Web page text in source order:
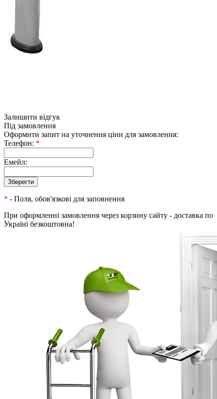
Залишити відгук
Під замовлення
Оформити запит на уточнення ціни для замовлення:
Телефон: *
Емейл:
* - Поля, обов'язкові для заповнення
При оформленні замовлення через корзину сайту - доставка по
Україні безкоштовна!